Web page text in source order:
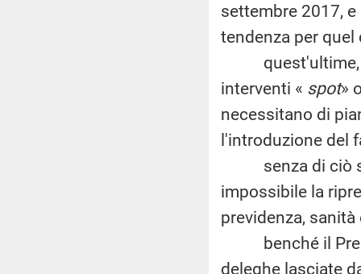
settembre 2017,
tendenza per
quest'ultime,
interventi « spot»
necessitano di
l'introduzione del
senza di ciò
impossibile la
previdenza,
benché il
deleghe lasciate